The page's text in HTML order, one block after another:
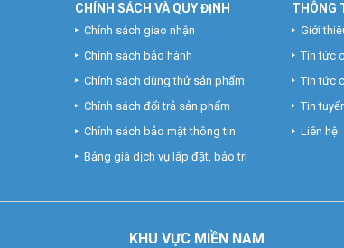
CHÍNH SÁCH VÀ QUY ĐỊNH
Chính sách giao nhận
Chính sách bảo hành
Chính sách dùng thử sản phẩm
Chính sách đổi trả sản phẩm
Chính sách bảo mật thông tin
Bảng giá dịch vụ lắp đặt, bảo trì
THÔNG
Giới
Tin tức
Tin tức
Tin
Liên hệ
KHU VỰC MIỀN NAM